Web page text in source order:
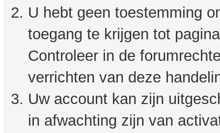
U hebt geen toestemming
toegang te krijgen tot
Controleer in de
verrichten van deze
Uw account kan zijn
in afwachting zijn van